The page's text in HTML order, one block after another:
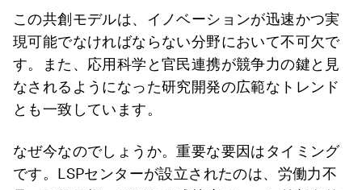
この共創モデルは、イノベーションが迅速かつ実
現可能でなければならない分野において不可欠で
す。また、応用科学と官民連携が競争力の鍵と見
なされるようになった研究開発の広範なトレンド
とも一致しています。
なぜ今なのでしょうか。重要な要因はタイミング
です。LSPセンターが設立されたのは、労働力不